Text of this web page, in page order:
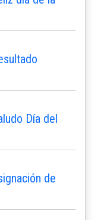
Día del
de